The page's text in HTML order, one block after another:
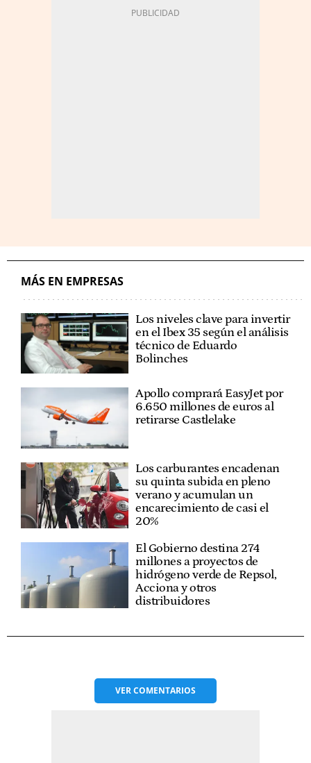
MÁS EN EMPRESAS
Los niveles clave para invertir
en el Ibex 35 según el análisis
técnico de Eduardo
Bolinches
Apollo comprará EasyJet por
6.650 millones de euros al
retirarse Castlelake
Los carburantes encadenan
su quinta subida en pleno
verano y acumulan un
encarecimiento de casi el
20%
El Gobierno destina 274
millones a proyectos de
hidrógeno verde de Repsol,
Acciona y otros
distribuidores
VERCOMENTARIOS